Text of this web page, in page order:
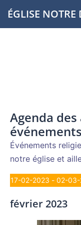
Aller
auÉGLISE NOTRE
Agenda
événements
Événements
notre église et
17-02-2023 - 02-03-
une
février 2023